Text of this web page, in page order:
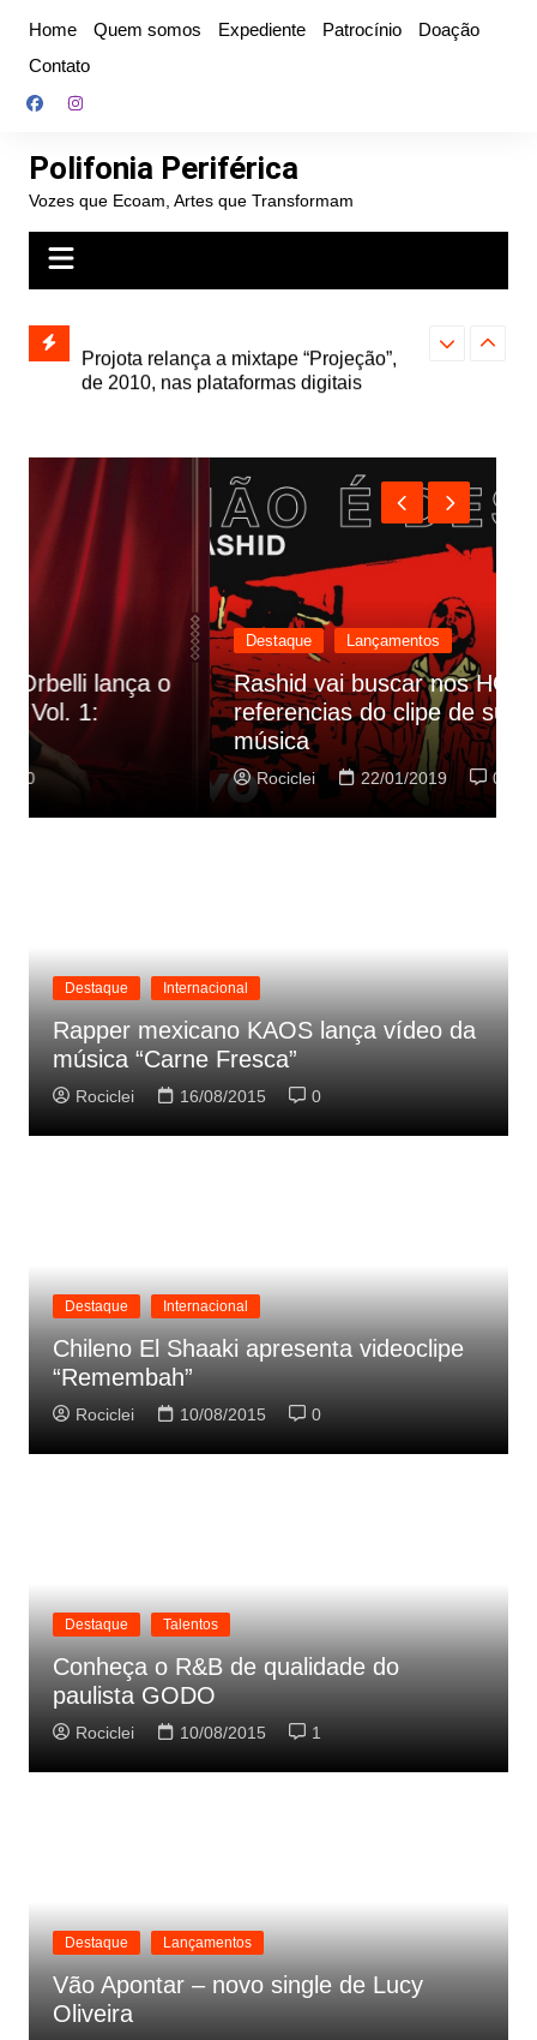
conteúdo
Home Quem somos Expediente Patrocínio
Doação
Contato
Polifonia Periférica
Vozes que Ecoam, Artes que Transformam
e abre
autoral,
de 2010, nas plataformas digitais
Farofa
Destaque Lançamentos
Rashid vai buscar nos HQs as
referencias do clipe de sua nova
22/01/2019 0
Destaque Internacional
Rapper mexicano KAOS lança vídeo da
música “Carne Fresca”
Rociclei 16/08/2015 0
Destaque Internacional
Chileno El Shaaki apresenta videoclipe
“Remembah”
Rociclei 10/08/2015 0
Destaque Talentos
Conheça o R&B de qualidade do
paulista GODO
Rociclei 10/08/2015 1
Destaque Lançamentos
Vão Apontar – novo single de Lucy
Oliveira